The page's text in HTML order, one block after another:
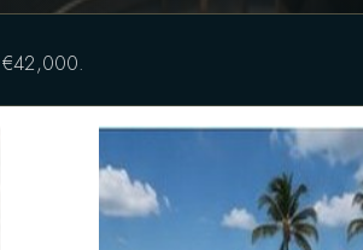
€42,000.